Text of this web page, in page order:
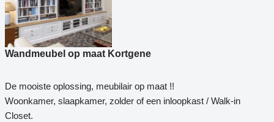
Wandmeubel op maat Kortgene
De mooiste oplossing, meubilair op maat !!
Woonkamer, slaapkamer, zolder of een inloopkast / Walk-in
Closet.